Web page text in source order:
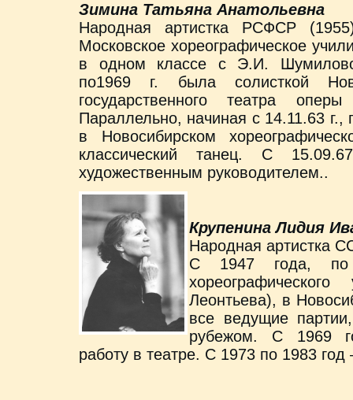
Зимина Татьяна Анатольевна
Народная артистка РСФСР
Московское хореографическое
в одном классе с Э.И.
по1969 г. была солисткой
государственного театра
Параллельно, начиная с 14.11.63 г.,
в Новосибирском
классический танец. С
художественным руководителем..
Крупенина Лидия
Народная артистка
С 1947 года, по
Леонтьева), в
все ведущие
рубежом. С 1969
работу в театре. С 1973 по 1983 год